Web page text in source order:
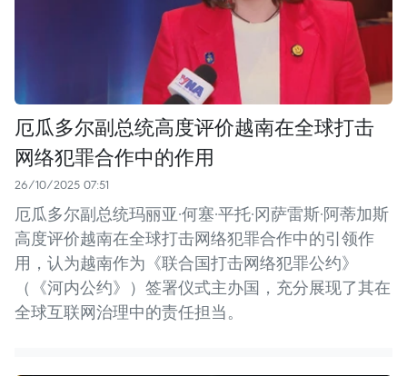
厄瓜多尔副总统高度评价越南在全球打击
网络犯罪合作中的作用
26/10/2025 07:51
厄瓜多尔副总统玛丽亚·何塞·平托·冈萨雷斯·阿蒂加斯
高度评价越南在全球打击网络犯罪合作中的引领作
用，认为越南作为《联合国打击网络犯罪公约》
（《河内公约》）签署仪式主办国，充分展现了其在
全球互联网治理中的责任担当。